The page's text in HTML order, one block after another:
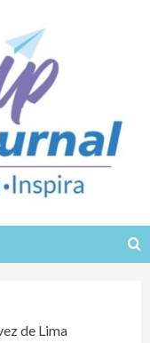
de Lima